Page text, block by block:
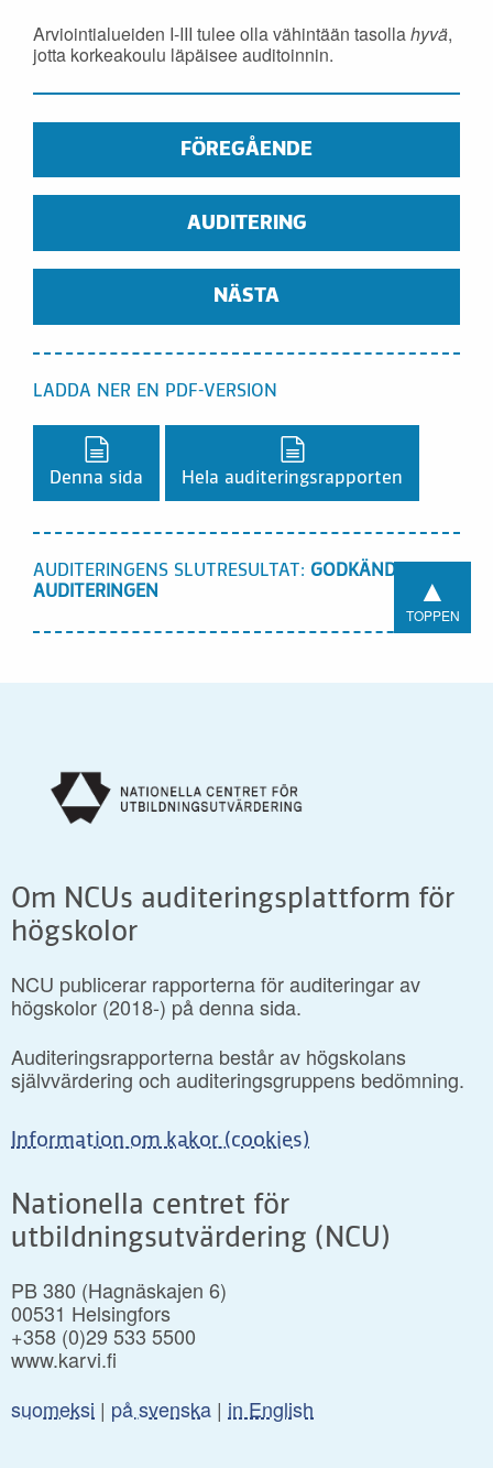
Arviointialueiden I-III tulee olla vähintään tasollahyvä,
jotta korkeakoulu läpäisee auditoinnin.
FÖREGÅENDE
AUDITERING
NÄSTA
LADDA NER EN PDF-VERSION
Ladda ner en PDF-version,
Denna sida
Hela auditeringsrapporten
AUDITERINGENS SLUTRESULTAT: GODKÄND I
AUDITERINGEN
▲
TOPPEN
Om NCUs auditeringsplattform för
högskolor
NCU publicerar rapporterna för auditeringar av
högskolor (2018-) på denna sida.
Auditeringsrapporterna består av högskolans
självvärdering och auditeringsgruppens bedömning.
Information om kakor (cookies)
Nationella centret för
utbildningsutvärdering (NCU)
PB 380 (Hagnäskajen 6)
00531 Helsingfors
+358 (0)29 533 5500
www.karvi.fi
suomeksi | på svenska | in English